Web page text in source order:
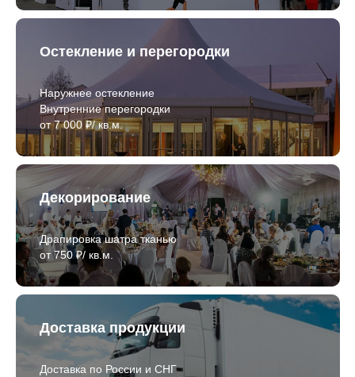
Остекление и перегородки
Наружнее остекление
Внутренние перегородки
от 7 000 ₽/ кв.м.
Декорирование
Драпировка шатра тканью
от 750 ₽/ кв.м.
Доставка продукции
Доставка по России и СНГ